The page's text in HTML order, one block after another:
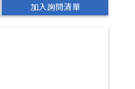
加入詢問清單